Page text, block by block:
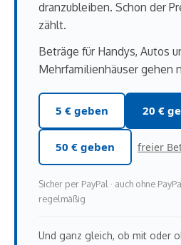
dranzubleiben. Schon der
zählt.
Beträge für Handys, Autos
Mehrfamilienhäuser gehen
5 € geben 20 €
50 € geben freier
Sicher per PayPal · auch ohne
regelmäßig
Und ganz gleich, ob mit oder